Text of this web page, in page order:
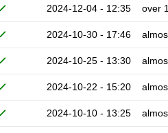
2024-12-04 - 12:35 over
2024-10-30 - 17:46
2024-10-25 - 13:30
2024-10-22 - 15:20
2024-10-10 - 13:25